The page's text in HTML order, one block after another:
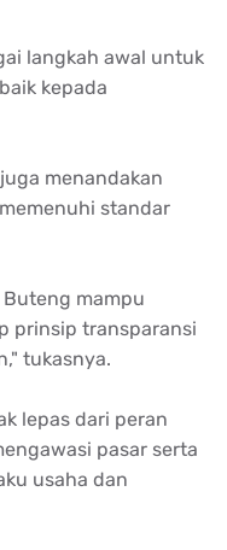
langkah awal untuk
kepada
menandakan
standar
mampu
prinsip transparansi
tukasnya.
lepas dari peran
pasar serta
usaha dan